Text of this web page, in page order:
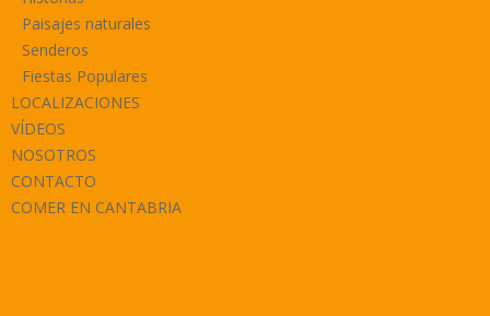
Paisajes naturales
Senderos
Fiestas Populares
LOCALIZACIONES
VÍDEOS
NOSOTROS
CONTACTO
COMER EN CANTABRIA